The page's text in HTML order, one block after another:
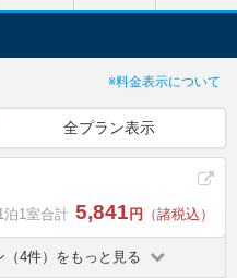
※料金表示について
全プラン表示
泊1室合計 5,841円 （諸税込）
4件）をもっと見る